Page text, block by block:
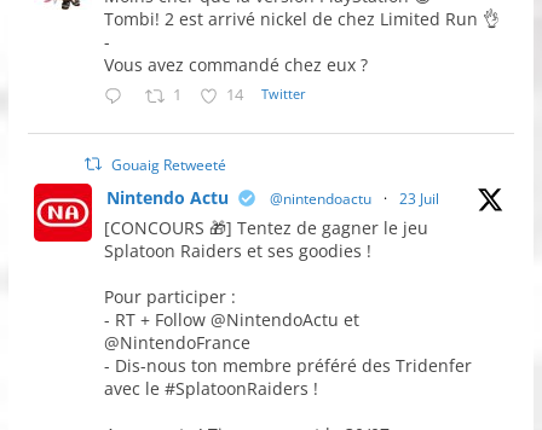
Tombi! 2 est arrivé nickel de chez Limited Run 👌
-
Vous avez commandé chez eux ?
1 14 Twitter
Gouaig Retweeté
Nintendo Actu @nintendoactu · 23 Juil
[CONCOURS 🎁] Tentez de gagner le jeu
Splatoon Raiders et ses goodies !
Pour participer :
- RT + Follow @NintendoActu et
@NintendoFrance
- Dis-nous ton membre préféré des Tridenfer
avec le #SplatoonRaiders !